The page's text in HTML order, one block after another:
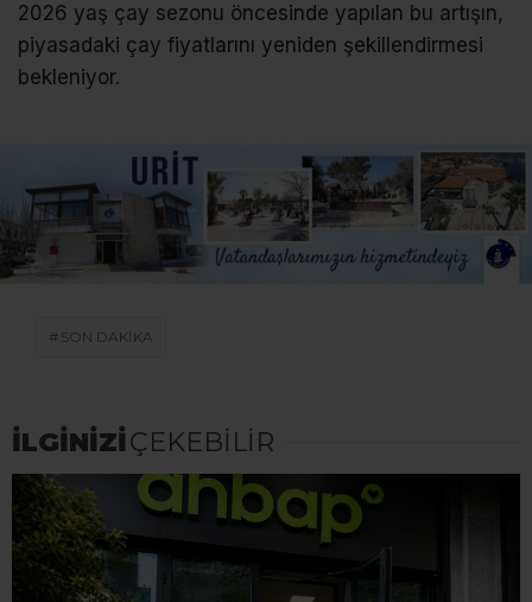
2026 yaş çay sezonu öncesinde yapılan bu artışın,
piyasadaki çay fiyatlarını yeniden şekillendirmesi
bekleniyor.
SON DAKİKA
İLGİNİZİÇEKEBİLİR